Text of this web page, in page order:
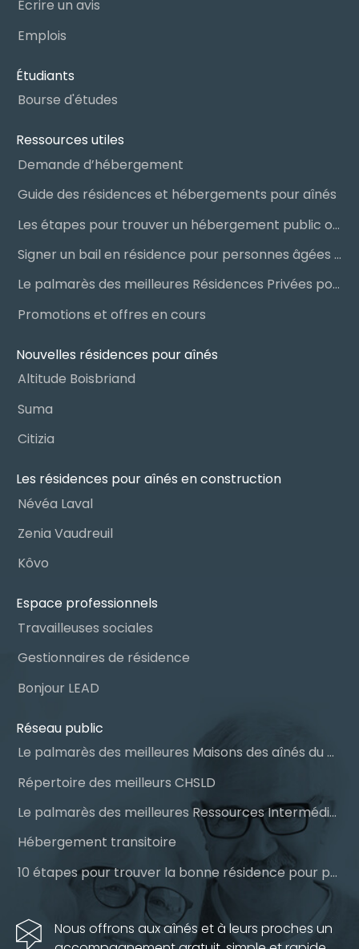
Écrire un avis
Emplois
Étudiants
Bourse d'études
Ressources utiles
Demande d’hébergement
Guide des résidences et hébergements pour aînés
Les étapes pour trouver un hébergement public ou privé
Signer un bail en résidence pour personnes âgées (RPA) : ce qu’il faut savoir
Le palmarès des meilleures Résidences Privées pour Aînés (RPA)
Promotions et offres en cours
Nouvelles résidences pour aînés
Altitude Boisbriand
Suma
Citizia
Les résidences pour aînés en construction
Névéa Laval
Zenia Vaudreuil
Kôvo
Espace professionnels
Travailleuses sociales
Gestionnaires de résidence
Bonjour LEAD
Réseau public
Le palmarès des meilleures Maisons des aînés du Québec
Répertoire des meilleurs CHSLD
Le palmarès des meilleures Ressources Intermédiaires (RI)
Hébergement transitoire
10 étapes pour trouver la bonne résidence pour personnes âgées
Nous offrons aux aînés et à leurs proches un